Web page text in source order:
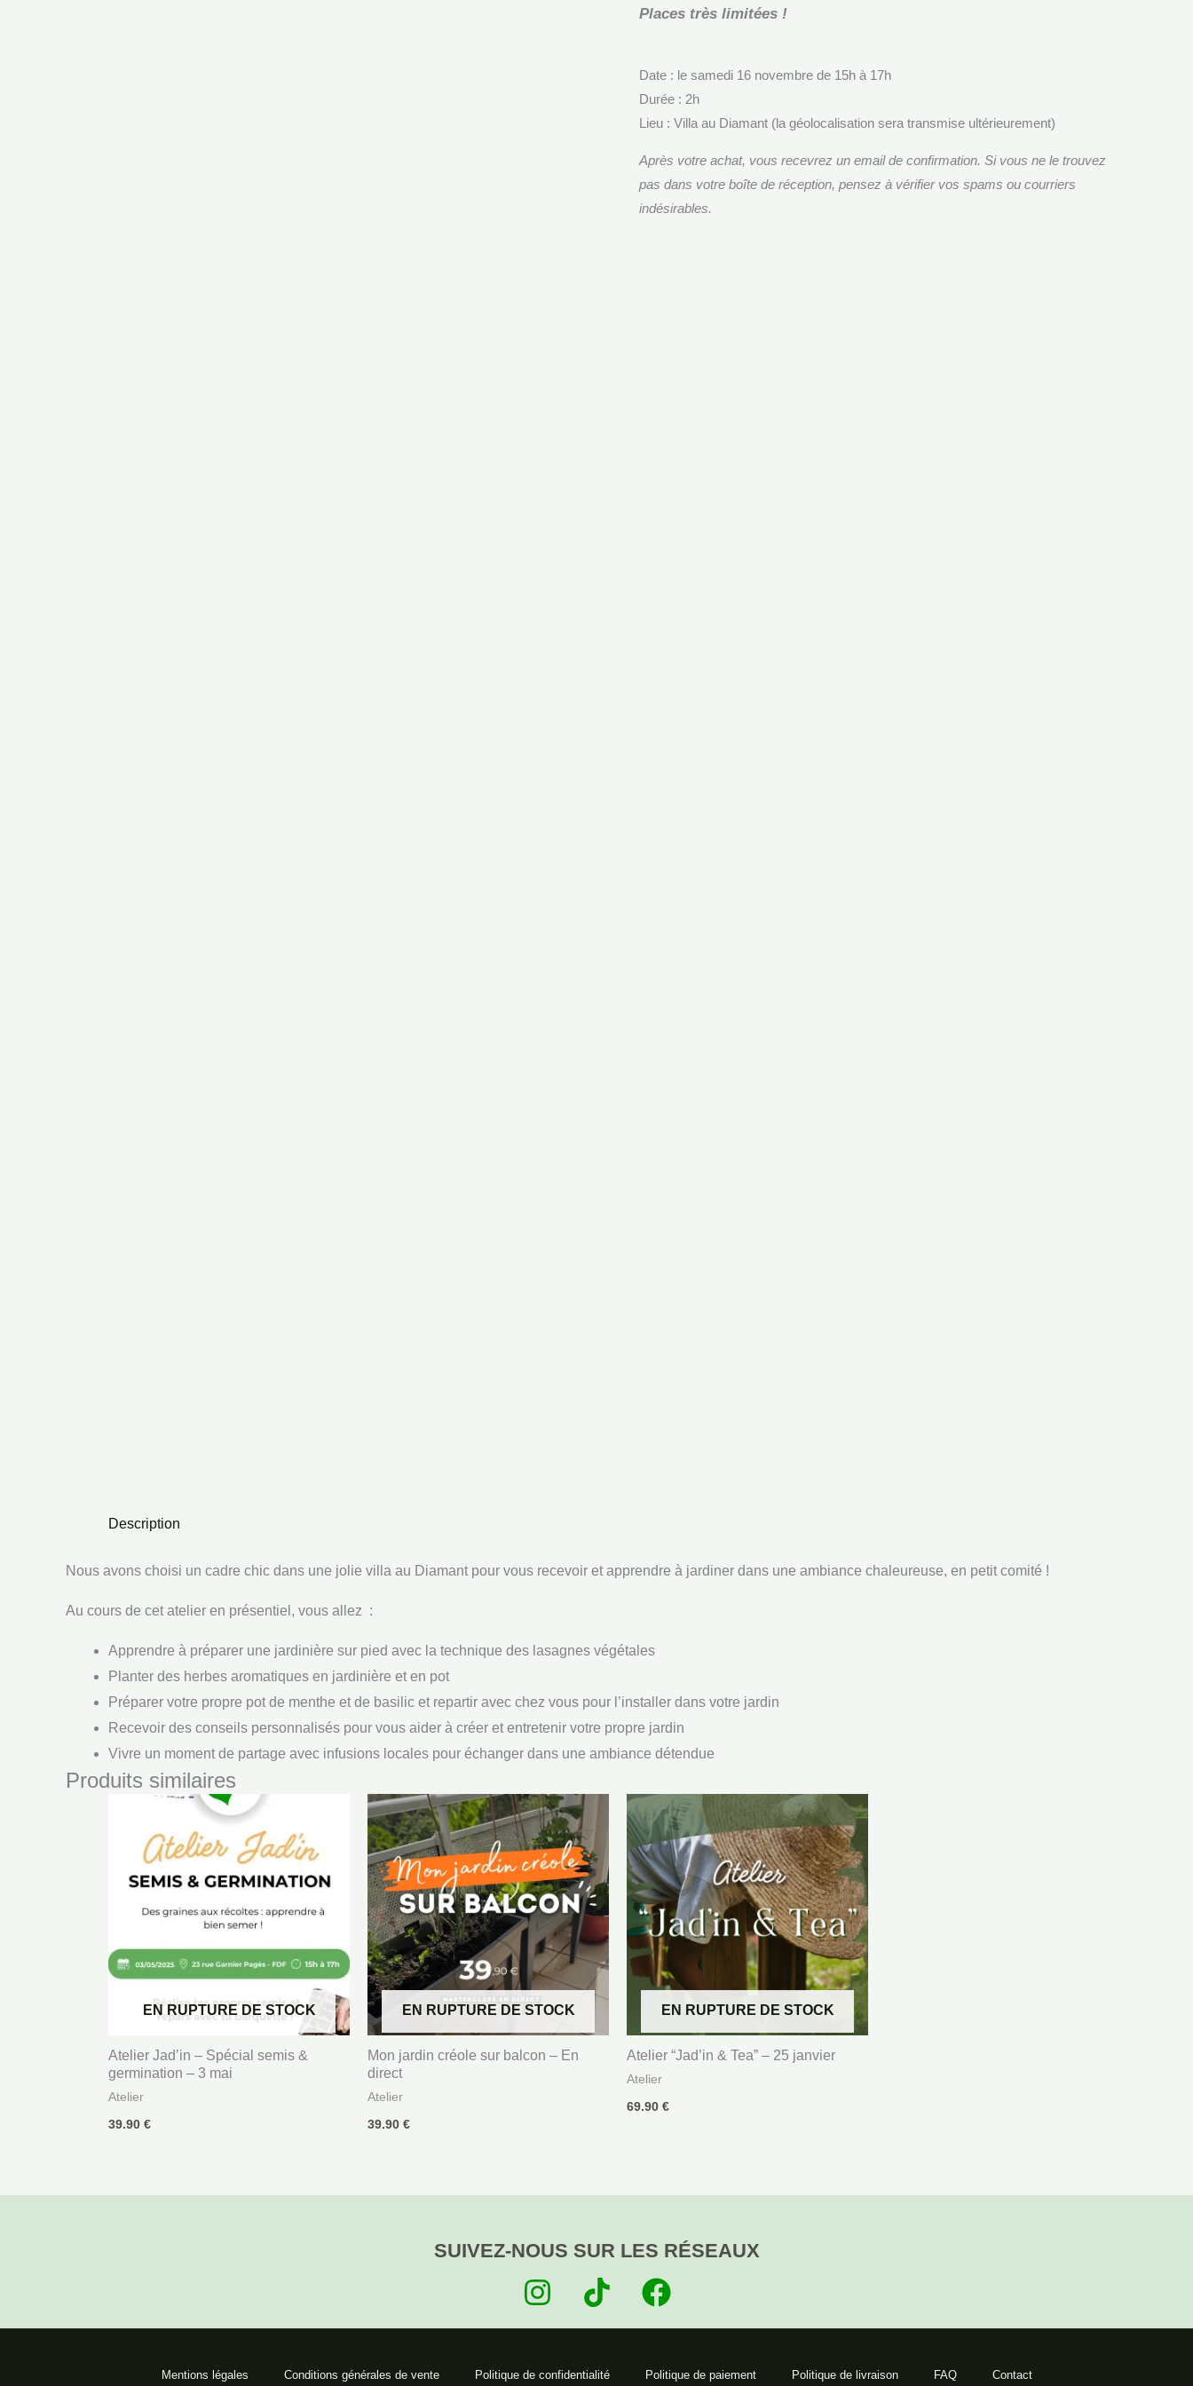
Places très limitées !
Date : le samedi 16 novembre de 15h à 17h
Durée : 2h
Lieu : Villa au Diamant (la géolocalisation sera transmise ultérieurement)
Après votre achat, vous recevrez un email de confirmation. Si vous ne le trouvez
pas dans votre boîte de réception, pensez à vérifier vos spams ou courriers
indésirables.
Description
Nous avons choisi un cadre chic dans une jolie villa au Diamant pour vous recevoir et apprendre à jardiner dans une ambiance chaleureuse, en petit comité !
Au cours de cet atelier en présentiel, vous allez :
Apprendre à préparer une jardinière sur pied avec la technique des lasagnes végétales
Planter des herbes aromatiques en jardinière et en pot
Préparer votre propre pot de menthe et de basilic et repartir avec chez vous pour l’installer dans votre jardin
Recevoir des conseils personnalisés pour vous aider à créer et entretenir votre propre jardin
Vivre un moment de partage avec infusions locales pour échanger dans une ambiance détendue
Produits similaires
EN RUPTURE DE STOCK
Atelier Jad’in – Spécial semis &
germination – 3 mai
Atelier
39.90 €
EN RUPTURE DE STOCK
Mon jardin créole sur balcon – En
direct
Atelier
39.90 €
EN RUPTURE DE STOCK
Atelier “Jad’in & Tea” – 25 janvier
Atelier
69.90 €
SUIVEZ-NOUS SUR LES RÉSEAUX
Mentions légales Conditions générales de vente Politique de confidentialité Politique de paiement Politique de livraison FAQ Contact